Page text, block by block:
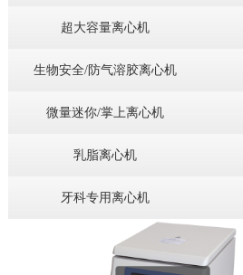
超大容量离心机
生物安全/防气溶胶离心机
微量迷你/掌上离心机
乳脂离心机
牙科专用离心机